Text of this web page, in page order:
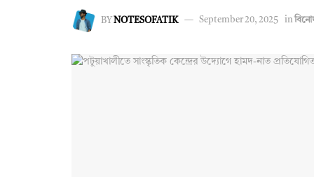
BY NOTESOFATIK September 20, 2025 in